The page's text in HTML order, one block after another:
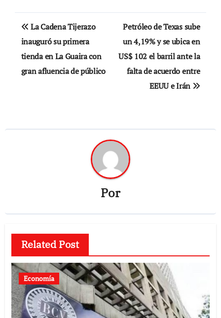
Navegación
de
entradas
La Cadena Tijerazo
inauguró su primera
tienda en La Guaira con
gran afluencia de público
Petróleo de Texas sube
un 4,19% y se ubica en
US$ 102 el barril ante la
falta de acuerdo entre
EEUU e Irán
Por
Related Post
Economía